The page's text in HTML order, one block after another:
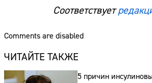
Соответствует
Comments are disabled
ЧИТАЙТЕ ТАКЖЕ
5 причин